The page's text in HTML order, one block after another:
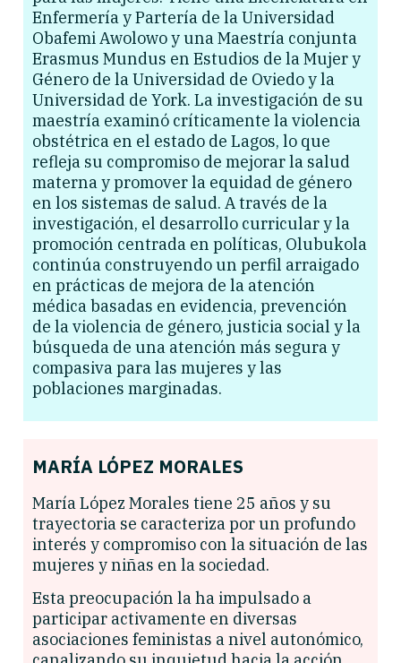
Enfermería y Partería de la Universidad
Obafemi Awolowo y una Maestría conjunta
Erasmus Mundus en Estudios de la Mujer y
Género de la Universidad de Oviedo y la
Universidad de York. La investigación de su
maestría examinó críticamente la violencia
obstétrica en el estado de Lagos, lo que
refleja su compromiso de mejorar la salud
materna y promover la equidad de género
en los sistemas de salud. A través de la
investigación, el desarrollo curricular y la
promoción centrada en políticas, Olubukola
continúa construyendo un perfil arraigado
en prácticas de mejora de la atención
médica basadas en evidencia, prevención
de la violencia de género, justicia social y la
búsqueda de una atención más segura y
compasiva para las mujeres y las
poblaciones marginadas.
MARÍA LÓPEZ MORALES
María López Morales tiene 25 años y su
trayectoria se caracteriza por un profundo
interés y compromiso con la situación de las
mujeres y niñas en la sociedad.
Esta preocupación la ha impulsado a
participar activamente en diversas
asociaciones feministas a nivel autonómico,